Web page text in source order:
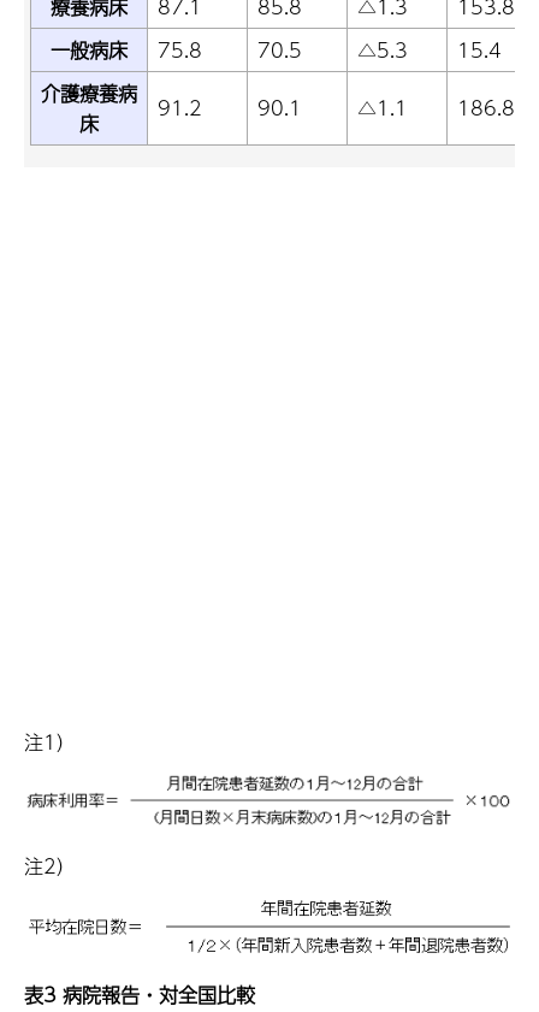
療養病床 87.1 85.8 △1.3
153.8
一般病床
75.8 70.5 △5.3
15.4
介護療養病
床
91.2 90.1 △1.1 186.8
注1）
注2）
表3 病院報告・対全国比較